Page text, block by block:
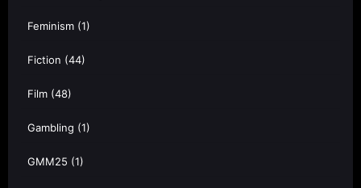
Feminism (1)
Fiction (44)
Film (48)
Gambling (1)
GMM25 (1)